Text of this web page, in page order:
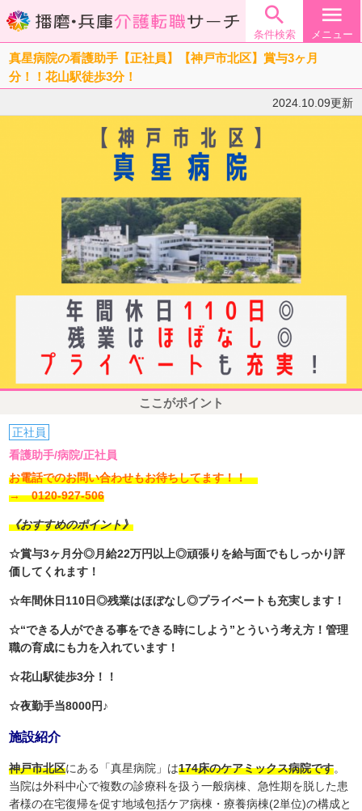

条件検索
menu
メニュー
真星病院の看護助手【正社員】【神戸市北区】賞与3ヶ月
分！！花山駅徒歩3分！
2024.10.09更新
ここがポイント
正社員
看護助手/病院/正社員
お電話でのお問い合わせもお待ちしてます！！
→ 0120-927-506
《おすすめのポイント》
☆賞与3ヶ月分◎月給22万円以上◎頑張りを給与面でもしっかり評
価してくれます！
☆年間休日110日◎残業はほぼなし◎プライベートも充実します！
☆“できる人ができる事をできる時にしよう”とういう考え方！管理
職の育成にも力を入れています！
☆花山駅徒歩3分！！
☆夜勤手当8000円♪
施設紹介
神戸市北区にある「真星病院」は174床のケアミックス病院です。
当院は外科中心で複数の診療科を扱う一般病棟、急性期を脱した患
者様の在宅復帰を促す地域包括ケア病棟・療養病棟(2単位)の構成と